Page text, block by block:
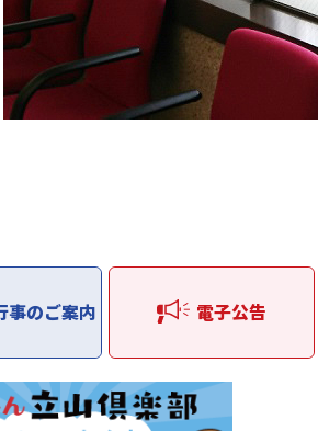
事のご案内 電子公告